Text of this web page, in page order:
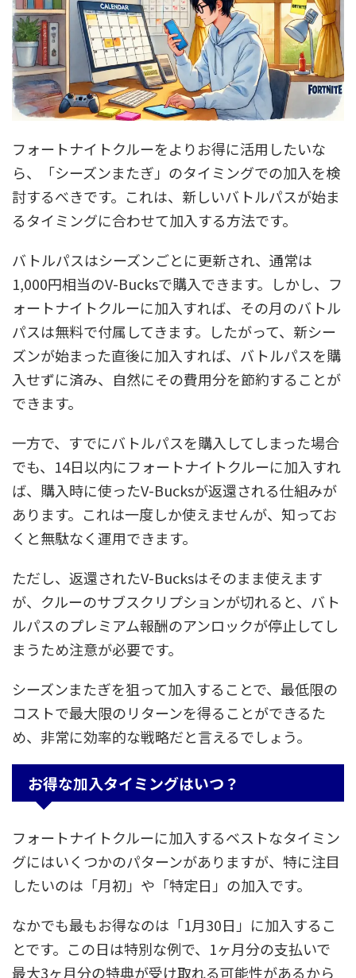
フォートナイトクルーをよりお得に活用したいな
ら、「シーズンまたぎ」のタイミングでの加入を検
討するべきです。これは、新しいバトルパスが始ま
るタイミングに合わせて加入する方法です。
バトルパスはシーズンごとに更新され、通常は
1,000円相当のV-Bucksで購入できます。しかし、フ
ォートナイトクルーに加入すれば、その月のバトル
パスは無料で付属してきます。したがって、新シー
ズンが始まった直後に加入すれば、バトルパスを購
入せずに済み、自然にその費用分を節約することが
できます。
一方で、すでにバトルパスを購入してしまった場合
でも、14日以内にフォートナイトクルーに加入すれ
ば、購入時に使ったV-Bucksが返還される仕組みが
あります。これは一度しか使えませんが、知ってお
くと無駄なく運用できます。
ただし、返還されたV-Bucksはそのまま使えます
が、クルーのサブスクリプションが切れると、バト
ルパスのプレミアム報酬のアンロックが停止してし
まうため注意が必要です。
シーズンまたぎを狙って加入することで、最低限の
コストで最大限のリターンを得ることができるた
め、非常に効率的な戦略だと言えるでしょう。
お得な加入タイミングはいつ？
フォートナイトクルーに加入するベストなタイミン
グにはいくつかのパターンがありますが、特に注目
したいのは「月初」や「特定日」の加入です。
なかでも最もお得なのは「1月30日」に加入するこ
とです。この日は特別な例で、1ヶ月分の支払いで
最大3ヶ月分の特典が受け取れる可能性があるから